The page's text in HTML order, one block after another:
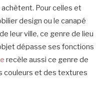
Pour celles et
design ou le canapé
leur ville, ce genre de lieu
dépasse ses fonctions
recèle aussi ce genre de
couleurs et des textures